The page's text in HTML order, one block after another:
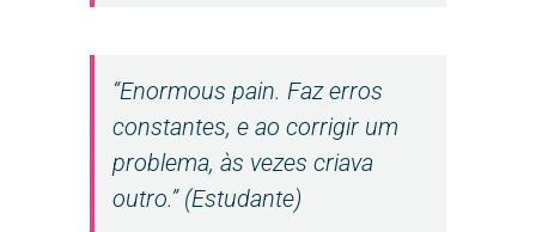
“Enormous pain. Faz erros
constantes, e ao corrigir um
problema, às vezes criava
outro.” (Estudante)